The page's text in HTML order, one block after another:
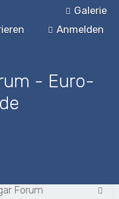
Galerie
Anmelden
- Euro-
Forum